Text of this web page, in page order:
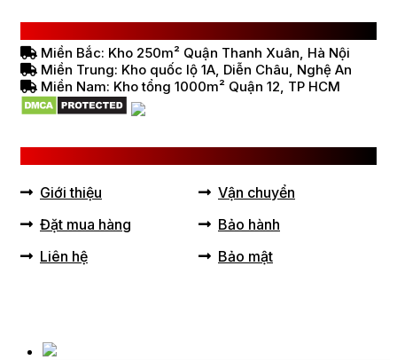
Miền Bắc: Kho 250m² Quận Thanh Xuân, Hà Nội
Miền Trung: Kho quốc lộ 1A, Diễn Châu, Nghệ An
Miền Nam: Kho tổng 1000m² Quận 12, TP HCM
Giới thiệu
Đặt mua hàng
Liên hệ
Vận chuyển
Bảo hành
Bảo mật